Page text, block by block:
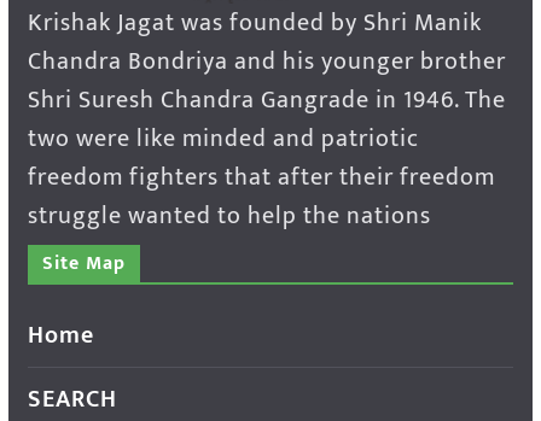
Krishak Jagat was founded by Shri Manik
Chandra Bondriya and his younger brother
Shri Suresh Chandra Gangrade in 1946. The
two were like minded and patriotic
freedom fighters that after their freedom
struggle wanted to help the nations
Site Map
Home
SEARCH